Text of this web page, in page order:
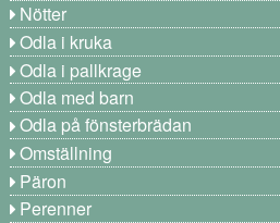
Nötter
Odla i kruka
Odla i pallkrage
Odla med barn
Odla på fönsterbrädan
Omställning
Päron
Perenner